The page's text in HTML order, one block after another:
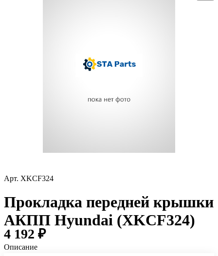
Арт. XKCF324
Прокладка передней крышки
АКПП Hyundai (XKCF324)
4 192 ₽
Описание